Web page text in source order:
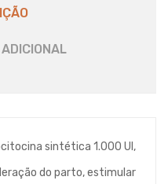
sintética 1.000 UI,
do parto, estimular